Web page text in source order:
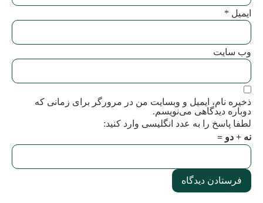
ایمیل *
وب‌ سایت
ذخیره نام، ایمیل و وبسایت من در مرورگر برای زمانی که
دوباره دیدگاهی می‌نویسم.
لطفا پاسخ را به عدد انگلیسی وارد کنید:
نه + دو =